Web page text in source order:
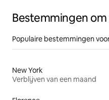
Bestemmingen
Populaire bestemmingen
New York
Verblijven van een maand